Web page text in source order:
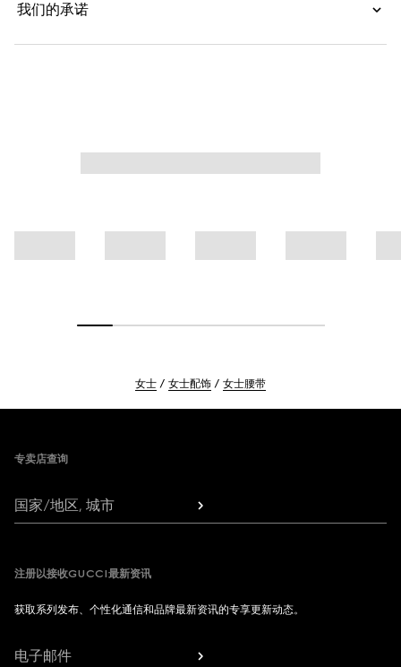
我们的承诺
女士 女士配饰 女士腰带
专卖店查询
国家/地区, 城市
注册以接收GUCCI最新资讯
获取系列发布、个性化通信和品牌最新资讯的专享更新动态。
电子邮件